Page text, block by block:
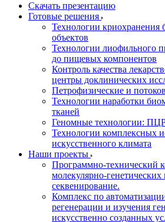
Скачать презентацию
Готовые решения
Технологии криохранения
объектов
Технологии лиофильного
до пищевых компонентов
Контроль качества
центры доклинических
Петрофизические и
Технологии наработки
тканей
Геномные технологии:
Технологии комплексных
искусственного климата
Наши проекты
Программно-технический
молекулярно-
секвенирование.
Комплекс по
регенерации и изучения
искусственно созданных